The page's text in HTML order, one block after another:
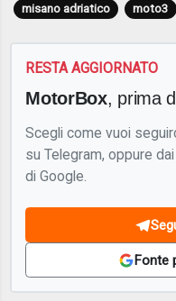
misano adriatico moto3
RESTA AGGIORNATO
MotorBox, prima
Scegli come vuoi
su Telegram, oppure
di Google.
Fonte